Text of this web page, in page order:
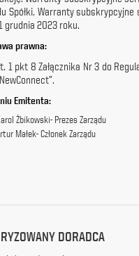
Racławickiej
w
celach
z
Spółki. Warranty
grudnia 2023 roku.
prawna:
1 pkt 8 Załącznika Nr 3 do
u Emitenta:
Żbikowski- Prezes Zarządu
Małek- Członek Zarządu
DORADCA